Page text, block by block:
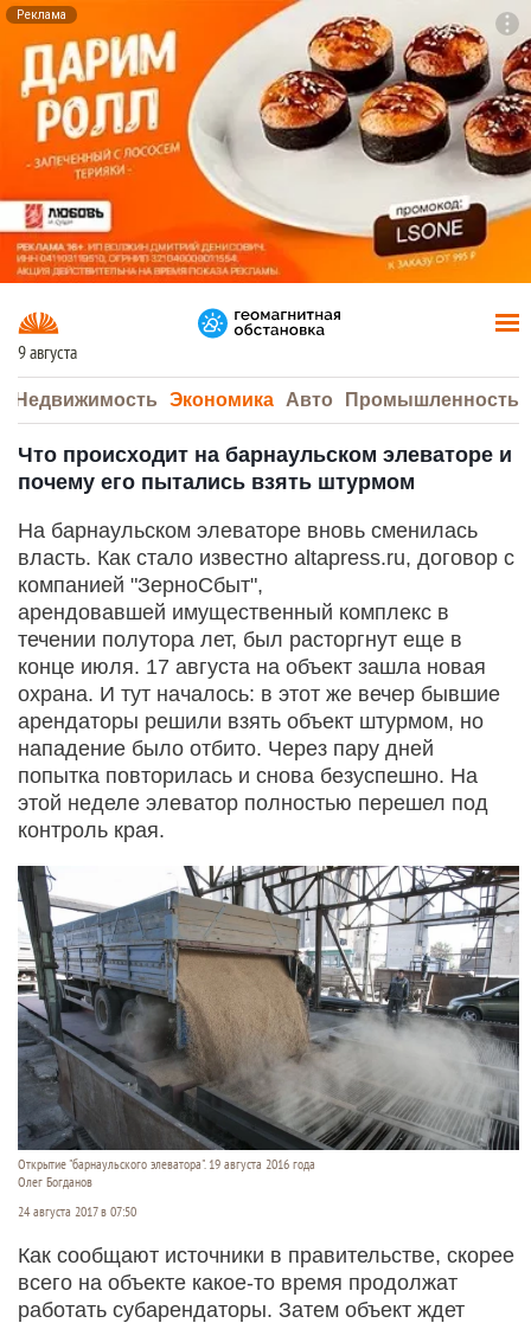
Реклама
9 августа
Недвижимость Экономика Авто Промышленность
Что происходит на барнаульском элеваторе и
почему его пытались взять штурмом
На барнаульском элеваторе вновь сменилась
власть. Как стало известно altapress.ru, договор с
компанией "ЗерноСбыт",
арендовавшей имущественный комплекс в
течении полутора лет, был расторгнут еще в
конце июля. 17 августа на объект зашла новая
охрана. И тут началось: в этот же вечер бывшие
арендаторы решили взять объект штурмом, но
нападение было отбито. Через пару дней
попытка повторилась и снова безуспешно. На
этой неделе элеватор полностью перешел под
контроль края.
Открытие "барнаульского элеватора". 19 августа 2016 года
Олег Богданов
24 августа 2017 в 07:50
Как сообщают источники в правительстве, скорее
всего на объекте какое-то время продолжат
работать субарендаторы. Затем объект ждет